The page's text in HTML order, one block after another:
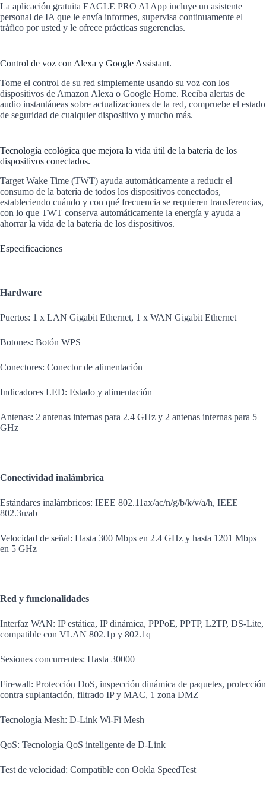
La aplicación gratuita EAGLE PRO AI App incluye un asistente
personal de IA que le envía informes, supervisa continuamente el
tráfico por usted y le ofrece prácticas sugerencias.
Control de voz con Alexa y Google Assistant.
Tome el control de su red simplemente usando su voz con los
dispositivos de Amazon Alexa o Google Home. Reciba alertas de
audio instantáneas sobre actualizaciones de la red, compruebe el estado
de seguridad de cualquier dispositivo y mucho más.
Tecnología ecológica que mejora la vida útil de la batería de los
dispositivos conectados.
Target Wake Time (TWT) ayuda automáticamente a reducir el
consumo de la batería de todos los dispositivos conectados,
estableciendo cuándo y con qué frecuencia se requieren transferencias,
con lo que TWT conserva automáticamente la energía y ayuda a
ahorrar la vida de la batería de los dispositivos.
Especificaciones
Hardware
Puertos: 1 x LAN Gigabit Ethernet, 1 x WAN Gigabit Ethernet
Botones: Botón WPS
Conectores: Conector de alimentación
Indicadores LED: Estado y alimentación
Antenas: 2 antenas internas para 2.4 GHz y 2 antenas internas para 5
GHz
Conectividad inalámbrica
Estándares inalámbricos: IEEE 802.11ax/ac/n/g/b/k/v/a/h, IEEE
802.3u/ab
Velocidad de señal: Hasta 300 Mbps en 2.4 GHz y hasta 1201 Mbps
en 5 GHz
Red y funcionalidades
Interfaz WAN: IP estática, IP dinámica, PPPoE, PPTP, L2TP, DS-Lite,
compatible con VLAN 802.1p y 802.1q
Sesiones concurrentes: Hasta 30000
Firewall: Protección DoS, inspección dinámica de paquetes, protección
contra suplantación, filtrado IP y MAC, 1 zona DMZ
Tecnología Mesh: D-Link Wi-Fi Mesh
QoS: Tecnología QoS inteligente de D-Link
Test de velocidad: Compatible con Ookla SpeedTest